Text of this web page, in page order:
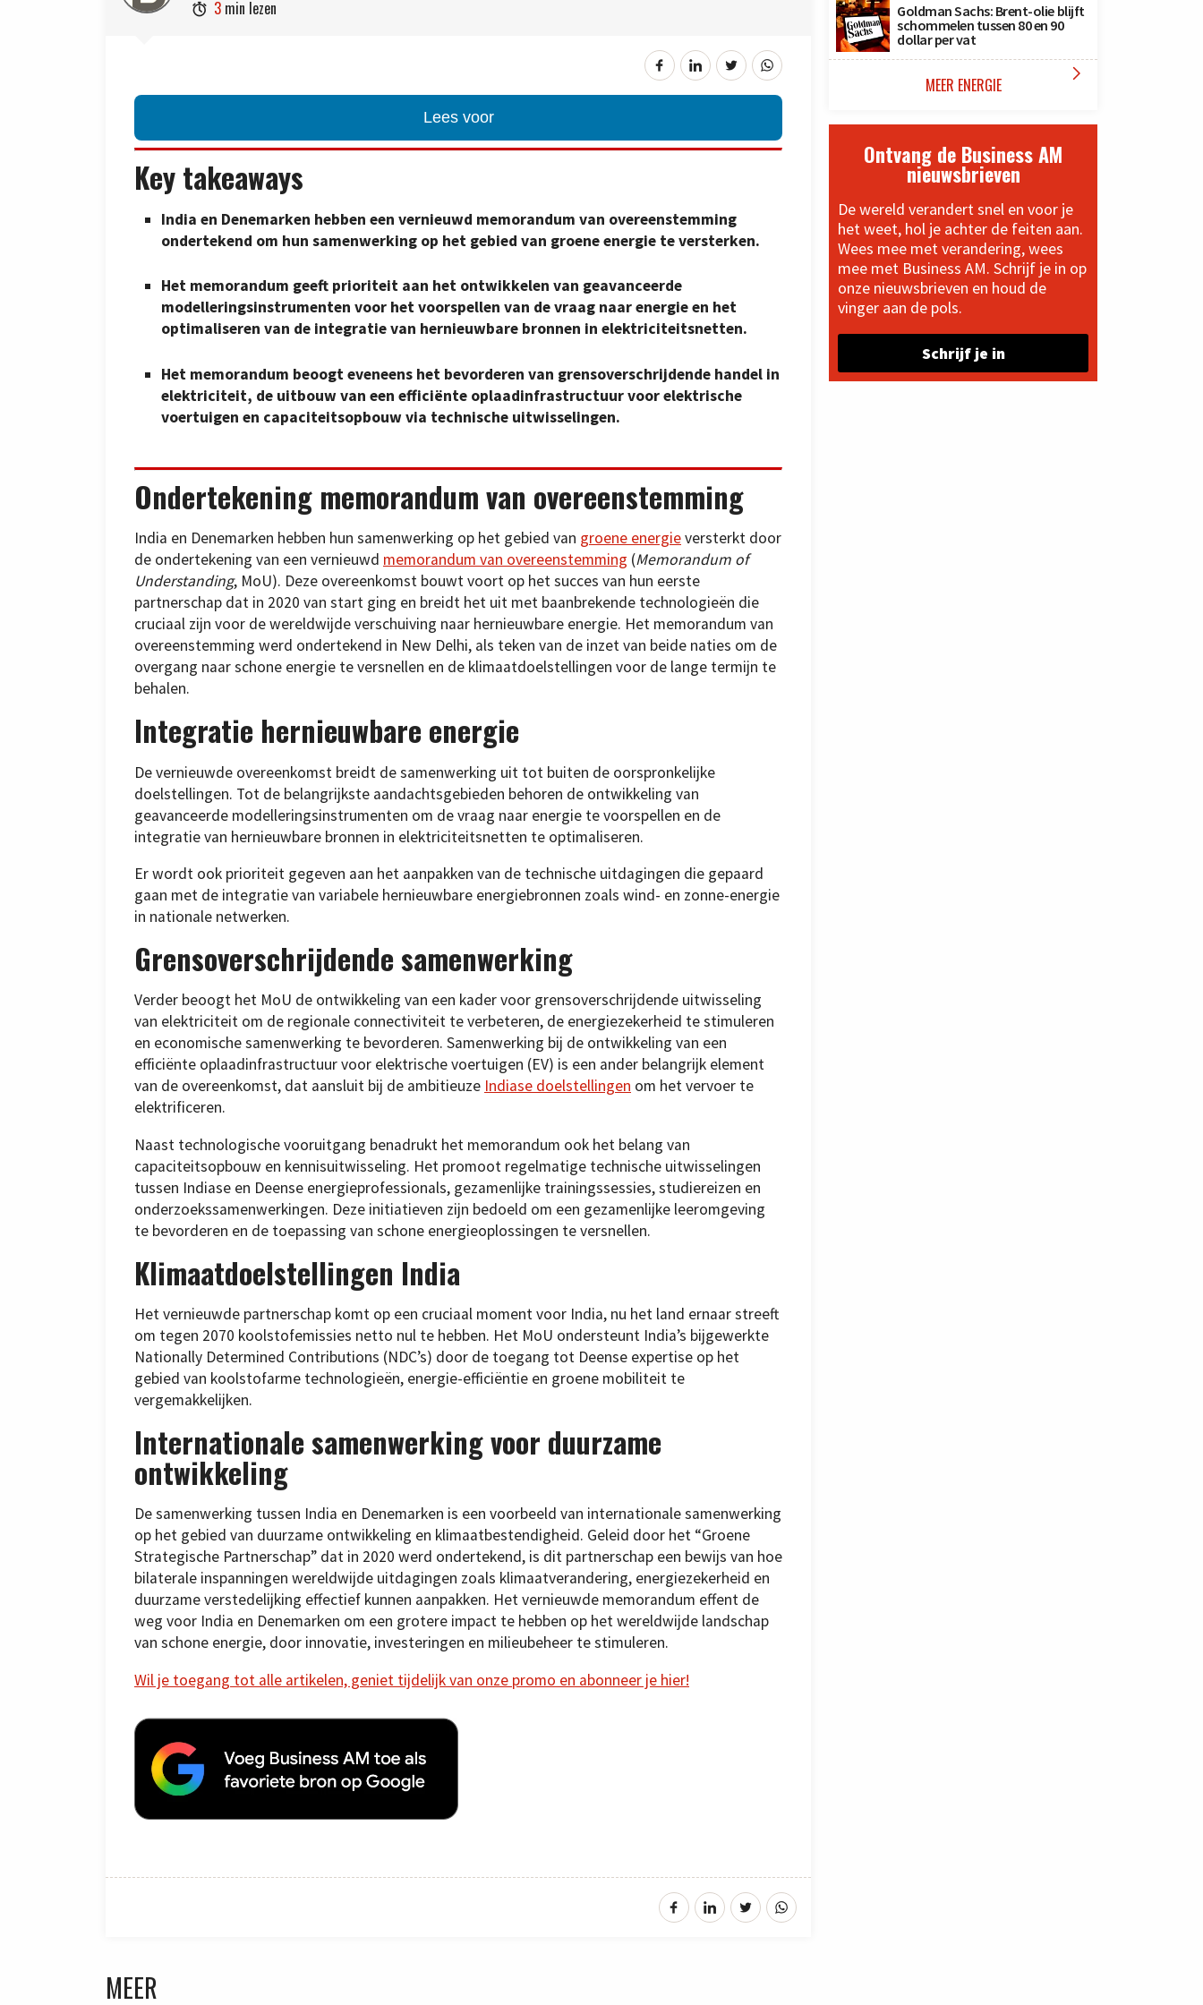
 3 min lezen
Lees voor
Key takeaways
India en Denemarken hebben een vernieuwd memorandum van overeenstemming
ondertekend om hun samenwerking op het gebied van groene energie te versterken.
Het memorandum geeft prioriteit aan het ontwikkelen van geavanceerde
modelleringsinstrumenten voor het voorspellen van de vraag naar energie en het
optimaliseren van de integratie van hernieuwbare bronnen in elektriciteitsnetten.
Het memorandum beoogt eveneens het bevorderen van grensoverschrijdende handel in
elektriciteit, de uitbouw van een efficiënte oplaadinfrastructuur voor elektrische
voertuigen en capaciteitsopbouw via technische uitwisselingen.
Ondertekening memorandum van overeenstemming
India en Denemarken hebben hun samenwerking op het gebied van groene energieversterkt door
de ondertekening van een vernieuwd memorandum van overeenstemming (Memorandum of
Understanding, MoU). Deze overeenkomst bouwt voort op het succes van hun eerste
partnerschap dat in 2020 van start ging en breidt het uit met baanbrekende technologieën die
cruciaal zijn voor de wereldwijde verschuiving naar hernieuwbare energie. Het memorandum van
overeenstemming werd ondertekend in New Delhi, als teken van de inzet van beide naties om de
overgang naar schone energie te versnellen en de klimaatdoelstellingen voor de lange termijn te
behalen.
Integratie hernieuwbare energie
De vernieuwde overeenkomst breidt de samenwerking uit tot buiten de oorspronkelijke
doelstellingen. Tot de belangrijkste aandachtsgebieden behoren de ontwikkeling van
geavanceerde modelleringsinstrumenten om de vraag naar energie te voorspellen en de
integratie van hernieuwbare bronnen in elektriciteitsnetten te optimaliseren.
Er wordt ook prioriteit gegeven aan het aanpakken van de technische uitdagingen die gepaard
gaan met de integratie van variabele hernieuwbare energiebronnen zoals wind- en zonne-energie
in nationale netwerken.
Grensoverschrijdende samenwerking
Verder beoogt het MoU de ontwikkeling van een kader voor grensoverschrijdende uitwisseling
van elektriciteit om de regionale connectiviteit te verbeteren, de energiezekerheid te stimuleren
en economische samenwerking te bevorderen. Samenwerking bij de ontwikkeling van een
efficiënte oplaadinfrastructuur voor elektrische voertuigen (EV) is een ander belangrijk element
van de overeenkomst, dat aansluit bij de ambitieuze Indiase doelstellingen om het vervoer te
elektrificeren.
Naast technologische vooruitgang benadrukt het memorandum ook het belang van
capaciteitsopbouw en kennisuitwisseling. Het promoot regelmatige technische uitwisselingen
tussen Indiase en Deense energieprofessionals, gezamenlijke trainingssessies, studiereizen en
onderzoekssamenwerkingen. Deze initiatieven zijn bedoeld om een gezamenlijke leeromgeving
te bevorderen en de toepassing van schone energieoplossingen te versnellen.
Klimaatdoelstellingen India
Het vernieuwde partnerschap komt op een cruciaal moment voor India, nu het land ernaar streeft
om tegen 2070 koolstofemissies netto nul te hebben. Het MoU ondersteunt India’s bijgewerkte
Nationally Determined Contributions (NDC’s) door de toegang tot Deense expertise op het
gebied van koolstofarme technologieën, energie-efficiëntie en groene mobiliteit te
vergemakkelijken.
Internationale samenwerking voor duurzame
ontwikkeling
De samenwerking tussen India en Denemarken is een voorbeeld van internationale samenwerking
op het gebied van duurzame ontwikkeling en klimaatbestendigheid. Geleid door het “Groene
Strategische Partnerschap” dat in 2020 werd ondertekend, is dit partnerschap een bewijs van hoe
bilaterale inspanningen wereldwijde uitdagingen zoals klimaatverandering, energiezekerheid en
duurzame verstedelijking effectief kunnen aanpakken. Het vernieuwde memorandum effent de
weg voor India en Denemarken om een grotere impact te hebben op het wereldwijde landschap
van schone energie, door innovatie, investeringen en milieubeheer te stimuleren.
Wil je toegang tot alle artikelen, geniet tijdelijk van onze promo en abonneer je hier!
MEER
Goldman Sachs: Brent-olie blijft
schommelen tussen 80 en 90
dollar per vat
MEER ENERGIE 
Ontvang de Business AM
nieuwsbrieven
De wereld verandert snel en voor je
het weet, hol je achter de feiten aan.
Wees mee met verandering, wees
mee met Business AM. Schrijf je in op
onze nieuwsbrieven en houd de
vinger aan de pols.
Schrijf je in